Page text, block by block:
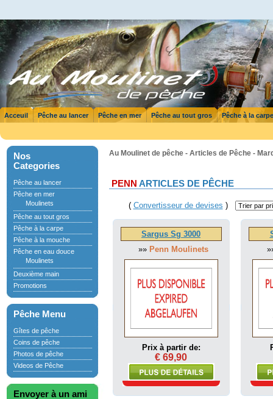
Acceuil Pêche au lancer Pêche en mer Pêche au tout gros Pêche à la carpe
Nos
Categories
Pêche au lancer
Pêche en mer
Moulinets
Pêche au tout gros
Pêche à la carpe
Pêche à la mouche
Pêche en eau douce
Moulinets
Deuxième main
Promotions
Pêche Menu
Gîtes de pêche
Coins de pêche
Photos de pêche
Videos de Pêche
Envoyer à un ami
Au Moulinet de pêche - Articles de Pêche -
PENN ARTICLES DE PÊCHE
( Convertisseur de devises )
Sargus Sg 3000
»» Penn Moulinets
Prix à partir de:
€ 69,90